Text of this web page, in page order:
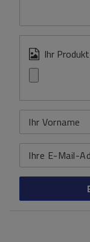
Ihr
Ihr Vorname
Ihre E-Mail-